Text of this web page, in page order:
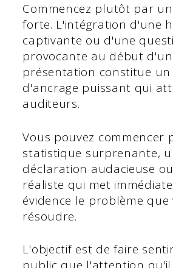
Commencez plutôt par
forte. L'intégration d'une
captivante ou d'une
provocante au début
présentation constitue
d'ancrage puissant qui
auditeurs.
Vous pouvez commencer
statistique surprenante,
déclaration audacieuse
réaliste qui met
évidence le problème que
résoudre.
L'objectif est de faire